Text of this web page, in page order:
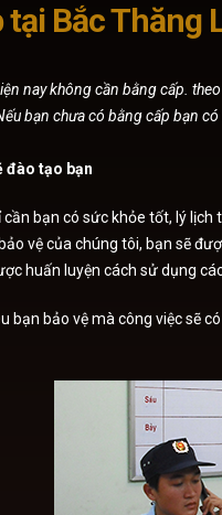
Bắc Thăng
nay không cần bằng cấp.
bạn chưa có bằng cấp bạn
đào tạo bạn
bạn có sức khỏe tốt, lý
vệ của chúng tôi, bạn sẽ
huấn luyện cách sử dụng
bạn bảo vệ mà công việc sẽ